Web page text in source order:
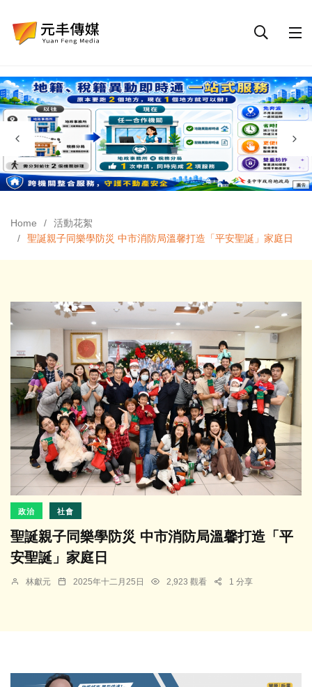
Home
活動花絮
聖誕親子同樂學防災 中市消防局溫馨打造「平安聖誕」家庭日
政治 社會
聖誕親子同樂學防災 中市消防局溫馨打造「平
安聖誕」家庭日
林獻元 2025年十二月25日 2,923 觀看 1 分享